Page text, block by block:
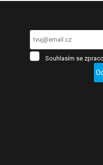
Souhlasím
Souhlasím se